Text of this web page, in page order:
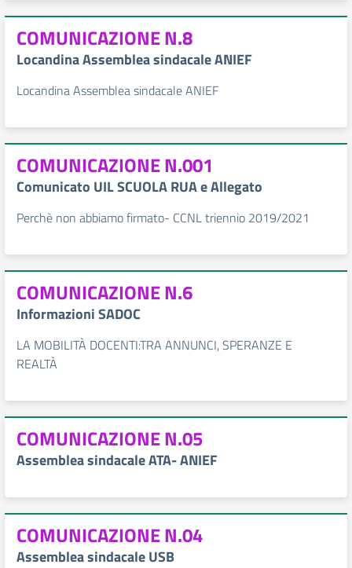
COMUNICAZIONE N.8
Locandina Assemblea sindacale ANIEF
Locandina Assemblea sindacale ANIEF
COMUNICAZIONE N.001
Comunicato UIL SCUOLA RUA e Allegato
Perchè non abbiamo firmato- CCNL triennio 2019/2021
COMUNICAZIONE N.6
Informazioni SADOC
LA MOBILITÀ DOCENTI:TRA ANNUNCI, SPERANZE E
REALTÀ
COMUNICAZIONE N.05
Assemblea sindacale ATA- ANIEF
COMUNICAZIONE N.04
Assemblea sindacale USB